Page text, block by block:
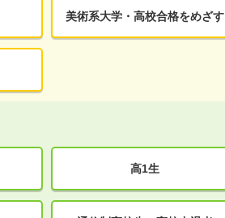
美術系大学・高校合格をめざす
高1生